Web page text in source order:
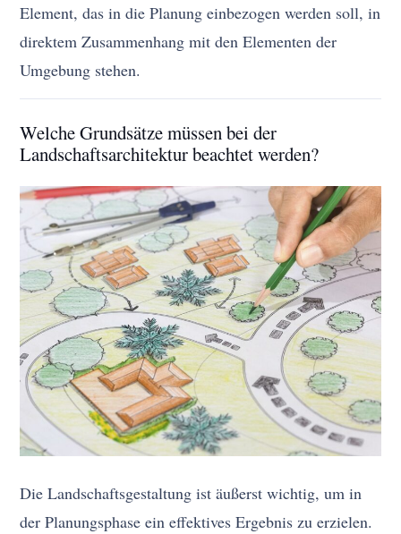
Element, das in die Planung einbezogen werden soll, in
direktem Zusammenhang mit den Elementen der
Umgebung stehen.
Welche Grundsätze müssen bei der
Landschaftsarchitektur beachtet werden?
Die Landschaftsgestaltung ist äußerst wichtig, um in
der Planungsphase ein effektives Ergebnis zu erzielen.